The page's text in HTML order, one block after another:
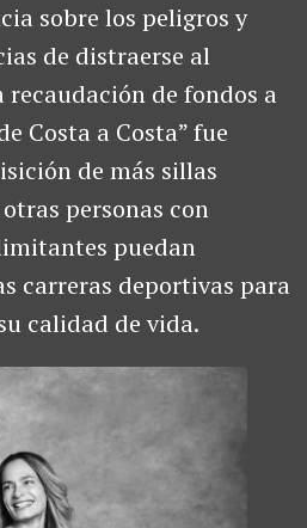
sobre los peligros y
de distraerse al
recaudación de fondos a
Costa a Costa” fue
de más sillas
personas con
puedan
carreras deportivas para
calidad de vida.